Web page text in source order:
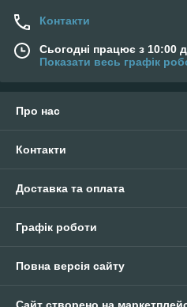
Контакти
Сьогодні працює з 10:00
Показати весь графік
Про нас
Контакти
Доставка та оплата
Графік роботи
Повна версія сайту